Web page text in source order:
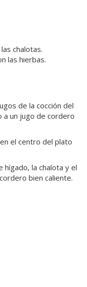
chalotas.
las hierbas.
de la cocción del
a un jugo de cordero
el centro del plato
hígado, la chalota y el
bien caliente.